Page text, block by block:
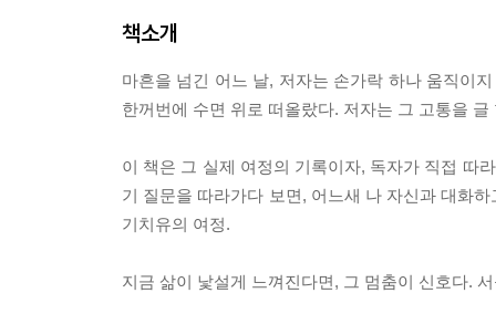
책소개
마흔을 넘긴 어느 날, 저자는 손가락 하나 움직이
한꺼번에 수면 위로 떠올랐다. 저자는 그 고통을
이 책은 그 실제 여정의 기록이자, 독자가 직접 따
기 질문을 따라가다 보면, 어느새 나 자신과 대화
기치유의 여정.
지금 삶이 낯설게 느껴진다면, 그 멈춤이 신호다.